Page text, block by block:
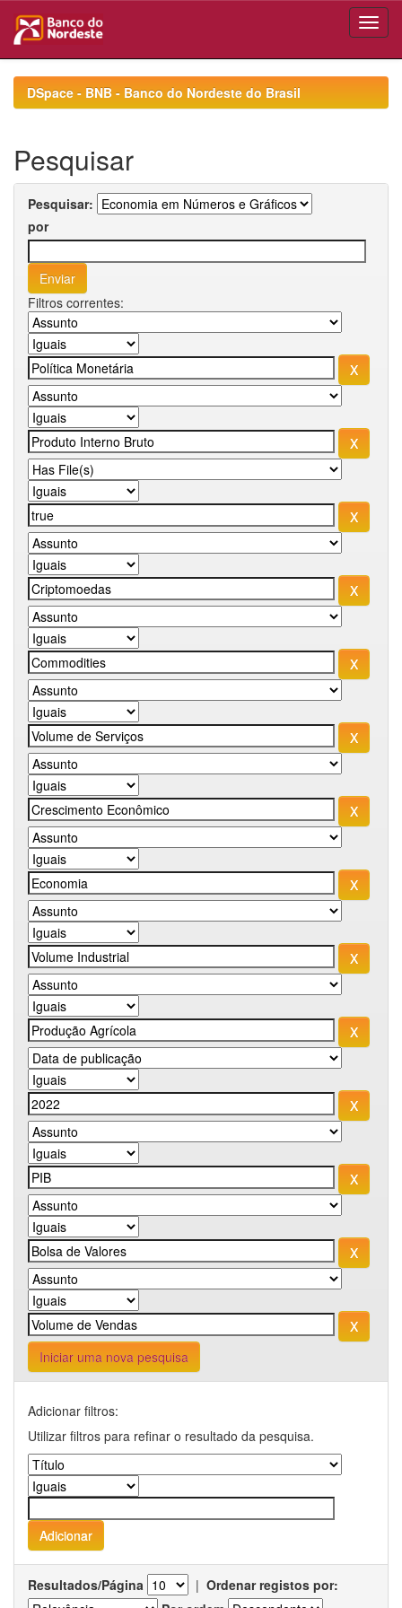
navigationDSpace - BNB - Banco do Nordeste do Brasil
Pesquisar
Pesquisar:
por
Filtros correntes:
Iniciar uma nova pesquisa
Adicionar filtros:
Utilizar filtros para refinar o resultado da pesquisa.
Resultados/Página | Ordenar registos por: